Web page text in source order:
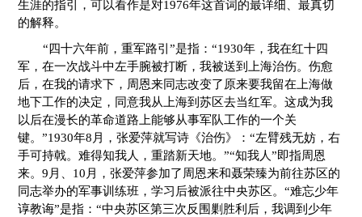
生涯的指引，可以看作是对1976年这首词的最详细、最真切
的解释。
“四十六年前，重军路引”是指：“1930年，我在红十四
军，在一次战斗中左手腕被打断，我被送到上海治伤。伤愈
后，在我的请求下，周恩来同志改变了原来要我留在上海做
地下工作的决定，同意我从上海到苏区去当红军。这成为我
以后在漫长的革命道路上能够从事军队工作的一个关
键。”1930年8月，张爱萍就写诗《治伤》：“左臂残无妨，右
手可持戟。难得知我人，重踏新天地。”“知我人”即指周恩
来。9月、10月，张爱萍参加了周恩来和聂荣臻为前往苏区的
同志举办的军事训练班，学习后被派往中央苏区。“难忘少年
谆教诲”是指：“中央苏区第三次反围剿胜利后，我调到少年